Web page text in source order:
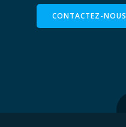
CONTACTEZ-NOUS